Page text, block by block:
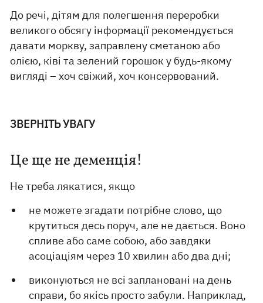
До речі, дітям для полегшення переробки
великого обсягу інформації рекомендується
давати моркву, заправлену сметаною або
олією, ківі та зелений горошок у будь-якому
вигляді – хоч свіжий, хоч консервований.
ЗВЕРНІТЬ УВАГУ
Це ще не деменція!
Не треба лякатися, якщо
не можете згадати потрібне слово, що
крутиться десь поруч, але не дається. Воно
спливе або саме собою, або завдяки
асоціаціям через 10 хвилин або два дні;
виконуються не всі заплановані на день
справи, бо якісь просто забули. Наприклад,